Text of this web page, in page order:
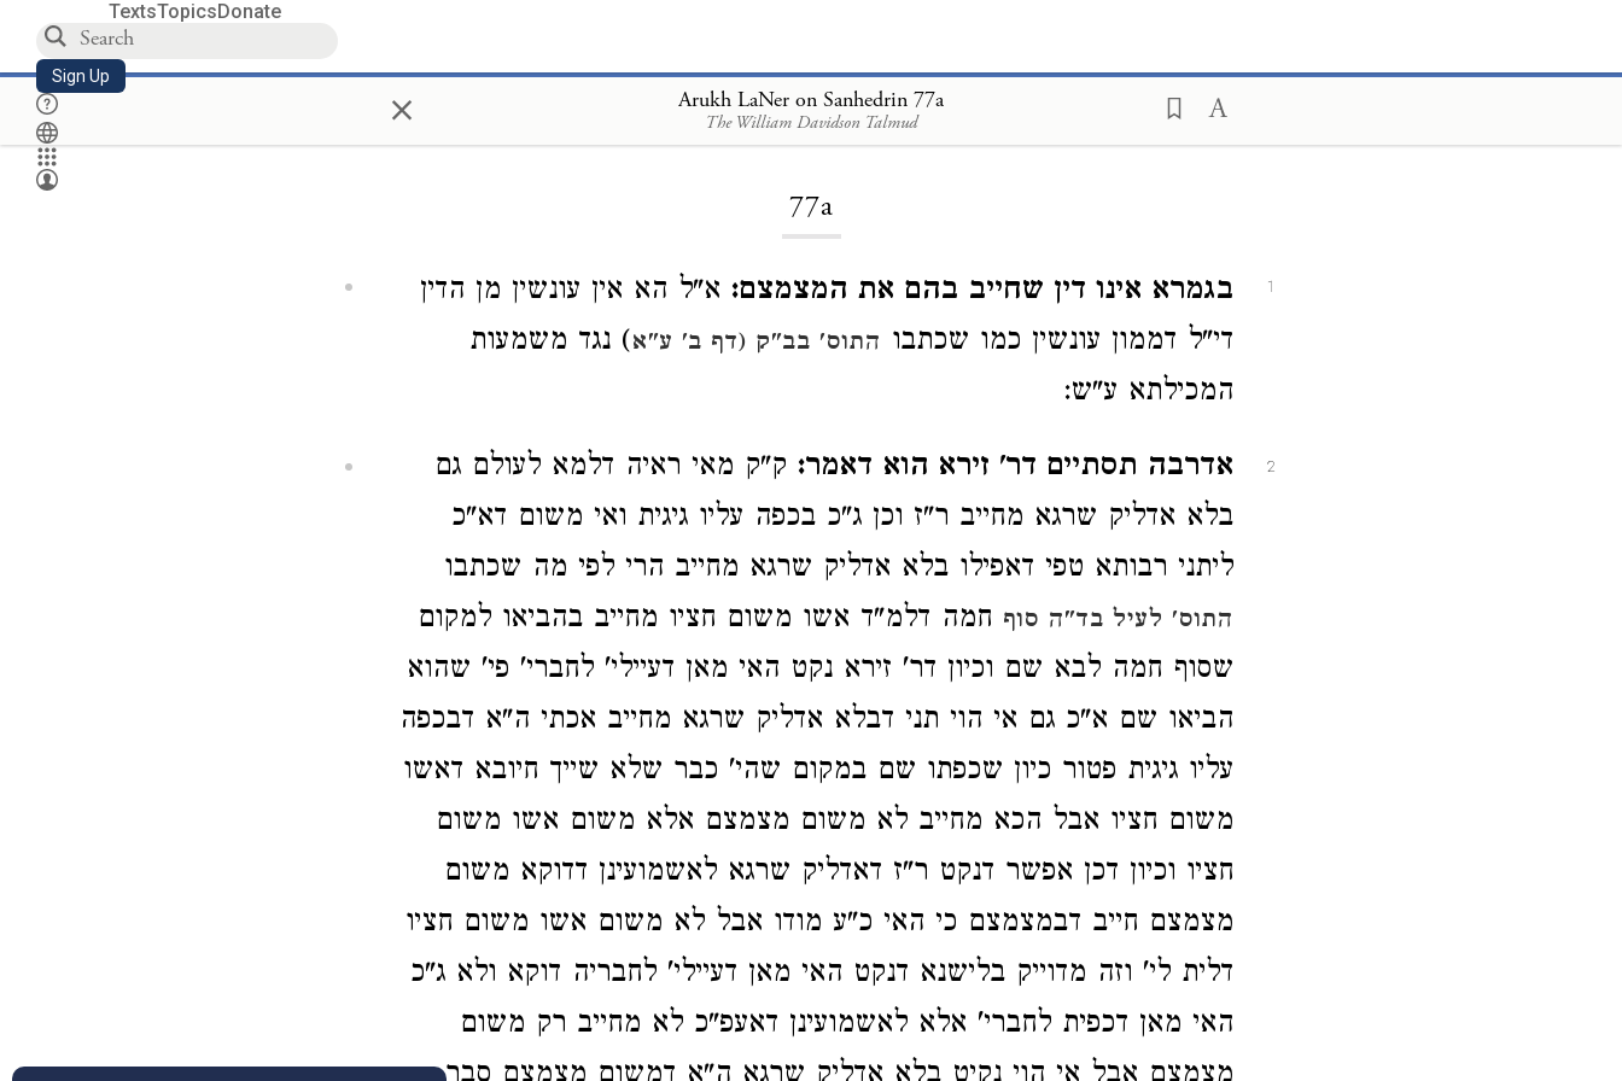
TextsTopicsDonate
Sign Up × Arukh LaNer on Sanhedrin 77a
The William Davidson Talmud
Loading...
77a
1 בגמרא אינו דין שחייב בהם את המצמצם: א"ל הא אין עונשין מן הדין
די"ל דממון עונשין כמו שכתבו התוס' בב"ק (דף ב' ע"א) נגד משמעות
המכילתא ע"ש:
2 אדרבה תסתיים דר' זירא הוא דאמר: ק"ק מאי ראיה דלמא לעולם גם
בלא אדליק שרגא מחייב ר"ז וכן ג"כ בכפה עליו גיגית ואי משום דא"כ
ליתני רבותא טפי דאפילו בלא אדליק שרגא מחייב הרי לפי מה שכתבו
התוס' לעיל בד"ה סוף חמה דלמ"ד אשו משום חציו מחייב בהביאו למקום
שסוף חמה לבא שם וכיון דר' זירא נקט האי מאן דעיילי' לחברי' פי' שהוא
הביאו שם א"כ גם אי הוי תני דבלא אדליק שרגא מחייב אכתי ה"א דבכפה
עליו גיגית פטור כיון שכפתו שם במקום שהי' כבר שלא שייך חיובא דאשו
משום חציו אבל הכא מחייב לא משום מצמצם אלא משום אשו משום
חציו וכיון דכן אפשר דנקט ר"ז דאדליק שרגא לאשמועינן דדוקא משום
מצמצם חייב דבמצמצם כי האי כ"ע מודו אבל לא משום אשו משום חציו
דלית לי' וזה מדוייק בלישנא דנקט האי מאן דעיילי' לחבריה דוקא ולא ג"כ
האי מאן דכפית לחברי' אלא לאשמועינן דאעפ"כ לא מחייב רק משום